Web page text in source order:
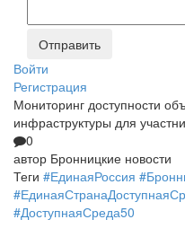
Войти
Регистрация
Мониторинг доступности
инфраструктуры для
0
автор Бронницкие новости
Теги #ЕдинаяРоссия
#ДоступнаяСреда50